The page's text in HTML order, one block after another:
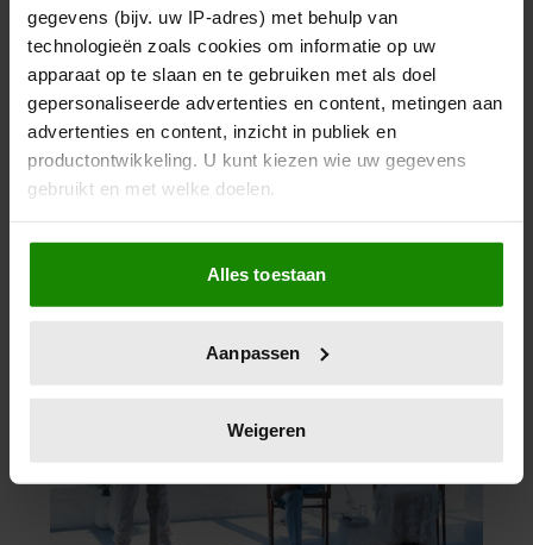
gegevens (bijv. uw IP-adres) met behulp van
technologieën zoals cookies om informatie op uw
apparaat op te slaan en te gebruiken met als doel
gepersonaliseerde advertenties en content, metingen aan
advertenties en content, inzicht in publiek en
productontwikkeling. U kunt kiezen wie uw gegevens
gebruikt en met welke doelen.
Als u het toestaat, willen we ook graag:
Informatie verzamelen over uw geografische
locatie, die tot een paar meter nauwkeurig kan zijn
scannen op specifieke eigenschappen (fingerprinting)
verwerkt en stel uw voorkeuren in het
intrekken in de Cookieverklaring.
We gebruiken cookies om content en advertenties te
Alles toestaan
Aanpassen
Weigeren